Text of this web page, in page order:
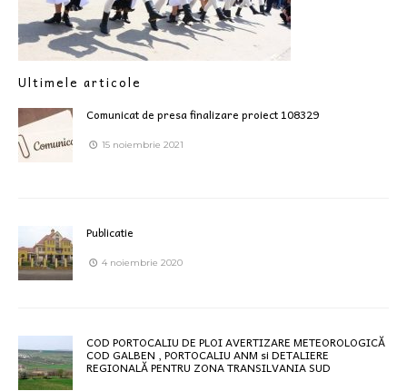
Ultimele articole
Comunicat de presa finalizare proiect 108329
15 noiembrie 2021
Publicatie
4 noiembrie 2020
COD PORTOCALIU DE PLOI AVERTIZARE METEOROLOGICĂ
COD GALBEN , PORTOCALIU ANM si DETALIERE
REGIONALĂ PENTRU ZONA TRANSILVANIA SUD